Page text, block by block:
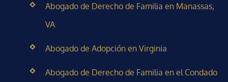
Abogado de Derecho de Familia en Manassas,
VA
Abogado de Adopción en Virginia
Abogado de Derecho de Familia en el Condado